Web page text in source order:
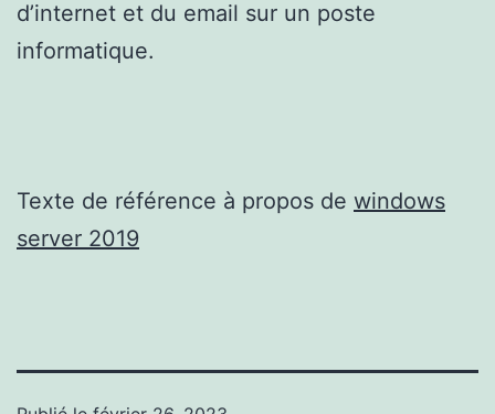
d’internet et du email sur un poste
informatique.
Texte de référence à propos de windows
server 2019